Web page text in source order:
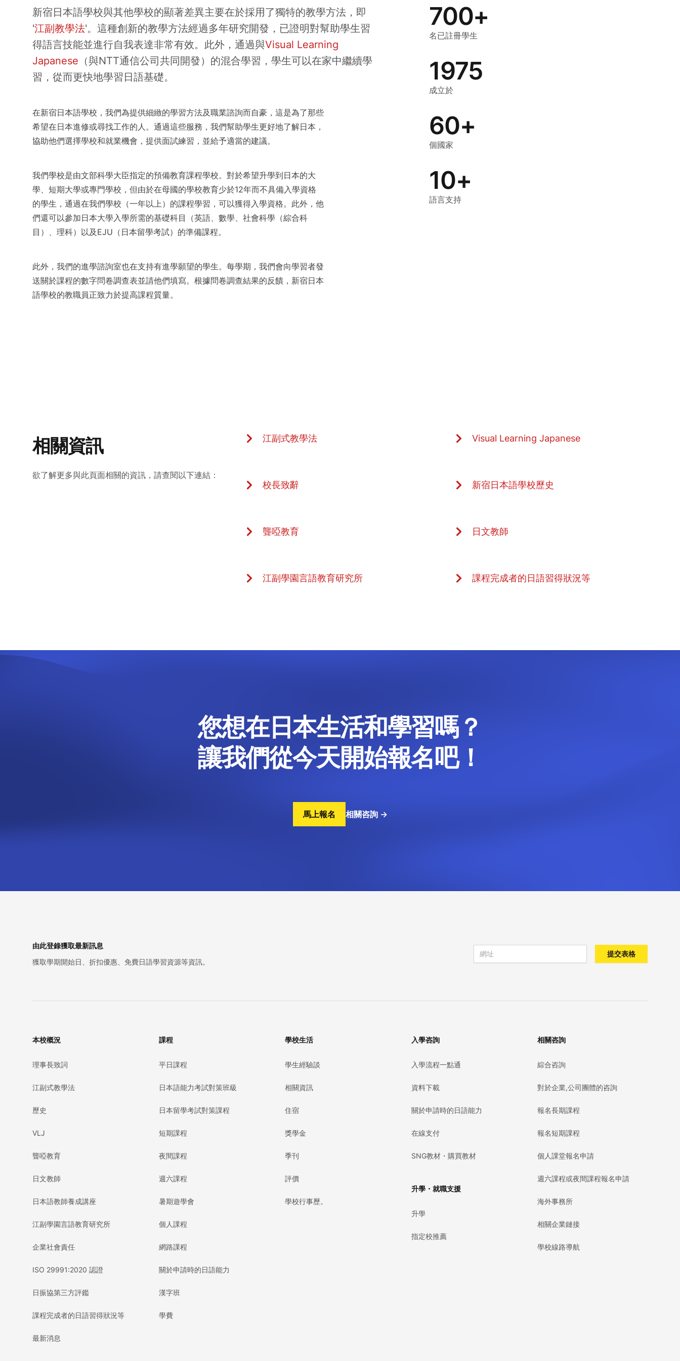
新宿日本語學校與其他學校的顯著差異主要在於採用了獨特的教學方法，即
'江副教學法'。這種創新的教學方法經過多年研究開發，已證明對幫助學生習
得語言技能並進行自我表達非常有效。此外，通過與Visual Learning
Japanese （與NTT通信公司共同開發）的混合學習，學生可以在家中繼續學
習，從而更快地學習日語基礎。
在新宿日本語學校，我們為提供細緻的學習方法及職業諮詢而自豪，這是為了那些
希望在日本進修或尋找工作的人。通過這些服務，我們幫助學生更好地了解日本，
協助他們選擇學校和就業機會，提供面試練習，並給予適當的建議。
我們學校是由文部科學大臣指定的預備教育課程學校。對於希望升學到日本的大
學、短期大學或專門學校，但由於在母國的學校教育少於12年而不具備入學資格
的學生，通過在我們學校（一年以上）的課程學習，可以獲得入學資格。此外，他
們還可以參加日本大學入學所需的基礎科目（英語、數學、社會科學（綜合科
目）、理科）以及EJU（日本留學考試）的準備課程。
此外，我們的進學諮詢室也在支持有進學願望的學生。每學期，我們會向學習者發
送關於課程的數字問卷調查表並請他們填寫。根據問卷調查結果的反饋，新宿日本
語學校的教職員正致力於提高課程質量。
名已註冊學生
700+
成立於
1975
個國家
60+
語言支持
10+
相關資訊
欲了解更多與此頁面相關的資訊，請查閱以下連結：
江副式教學法 Visual Learning Japanese
校長致辭 新宿日本語學校歷史
聾啞教育 日文教師
江副學園言語教育研究所 課程完成者的日語習得狀況等
您想在日本生活和學習嗎？
讓我們從今天開始報名吧！
馬上報名 相關咨詢 →
由此登錄獲取最新訊息
獲取學期開始日、折扣優惠、免費日語學習資源等資訊。
Email address 提交表格
本校概況
理事長致詞
江副式教學法
歷史
VLJ
聾啞教育
日文教師
日本語教師養成講座
江副學園言語教育研究所
企業社會責任
ISO 29991:2020 認證
日振協第三方評鑑
課程完成者的日語習得狀況等
最新消息
課程
平日課程
日本語能力考試對策班級
日本留學考試對策課程
短期課程
夜間課程
週六課程
暑期遊學會
個人課程
網路課程
關於申請時的日語能力
漢字班
學費
學校生活
學生經驗談
相關資訊
住宿
獎學金
季刊
評價
學校行事歷。
入學咨詢
入學流程一點通
資料下載
關於申請時的日語能力
在線支付
SNG教材・購買教材
升學・就職支援
升學
指定校推薦
相關咨詢
綜合咨詢
對於企業,公司團體的咨詢
報名長期課程
報名短期課程
個人課堂報名申請
週六課程或夜間課程報名申請
海外事務所
相關企業鏈接
學校線路導航